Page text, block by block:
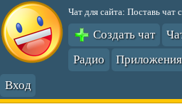
Чат для сайта: Поставь чат
Создать чат
Радио
Приложения
Вход